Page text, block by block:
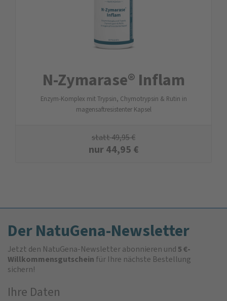
N-Zymarase® Inflam
Enzym-Komplex mit Trypsin, Chymotrypsin & Rutin in
magensaftresistenter Kapsel
statt49,95€
nur44,95 €
Der NatuGena-Newsletter
Jetzt den NatuGena-Newsletter abonnieren und5 €-
Willkommensgutschein für Ihre nächste Bestellung
sichern!
Ihre Daten